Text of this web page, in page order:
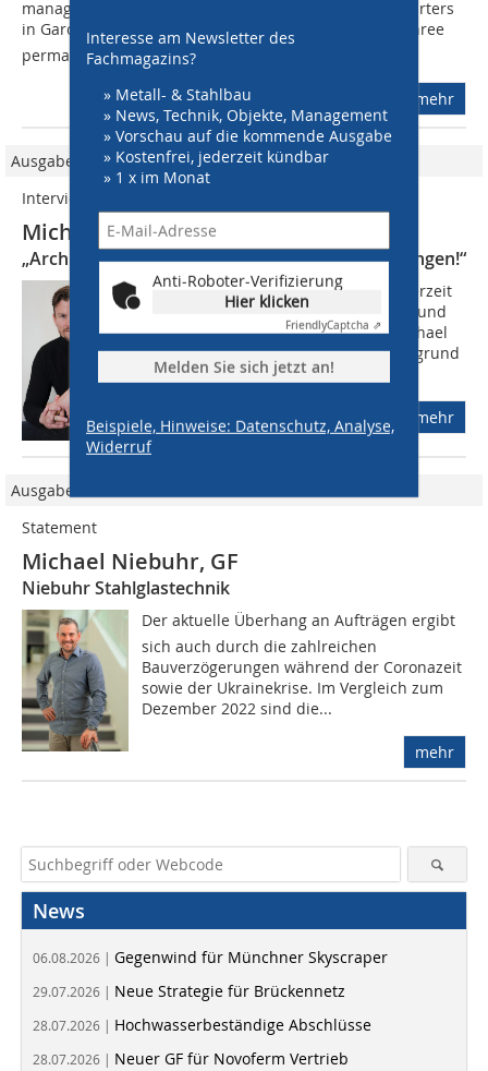
Interesse am Newsletter des
Fachmagazins?
» Metall- & Stahlbau
» News, Technik, Objekte, Management
» Vorschau auf die kommende Ausgabe
» Kostenfrei, jederzeit kündbar
» 1 x im Monat
Anti-Roboter-Verifizierung
Hier klicken
FriendlyCaptcha ⇗
Melden Sie sich jetzt an!
Beispiele, Hinweise: Datenschutz, Analyse,
Widerruf
managed by the around 85 employees at the headquarters
in Gardelegen alone. Thats why Niebuhr works with three
permanently employed...
mehr
Ausgabe 05/2026
Interview
Michael Niebuhr, Unternehmer
„Architekten mit fantasieartigen Kostenschätzungen!“
metallbau: Welche Risiken müssen derzeit
bei den Lieferketten bedacht werden und
wie stabil sind die Materialpreise Michael
Niebuhr: Die Lieferketten bleiben aufgrund
geopolitischer Entwicklungen und...
mehr
Ausgabe 1-2/2024
Statement
Michael Niebuhr, GF
Niebuhr Stahlglastechnik
Der aktuelle Überhang an Aufträgen ergibt
sich auch durch die zahlreichen
Bauverzögerungen während der Coronazeit
sowie der Ukrainekrise. Im Vergleich zum
Dezember 2022 sind die...
mehr
News
06.08.2026 | Gegenwind für Münchner Skyscraper
29.07.2026 | Neue Strategie für Brückennetz
28.07.2026 | Hochwasserbeständige Abschlüsse
28.07.2026 | Neuer GF für Novoferm Vertrieb